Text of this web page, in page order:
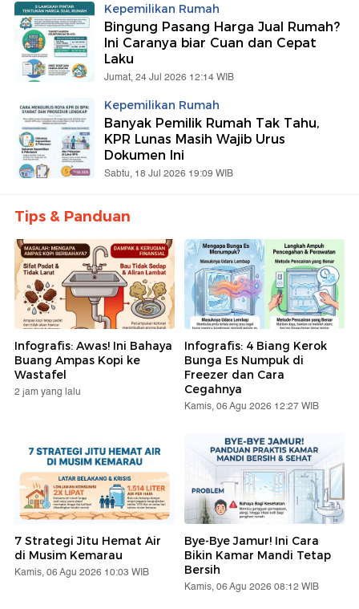
Kepemilikan Rumah
Bingung Pasang Harga Jual Rumah?
Ini Caranya biar Cuan dan Cepat
Laku
Jumat, 24 Jul 2026 12:14 WIB
Kepemilikan Rumah
Banyak Pemilik Rumah Tak Tahu,
KPR Lunas Masih Wajib Urus
Dokumen Ini
Sabtu, 18 Jul 2026 19:09 WIB
Tips & Panduan
Infografis: Awas! Ini Bahaya
Buang Ampas Kopi ke
Wastafel
2 jam yang lalu
Infografis: 4 Biang Kerok
Bunga Es Numpuk di
Freezer dan Cara
Cegahnya
Kamis, 06 Agu 2026 12:27 WIB
7 Strategi Jitu Hemat Air
di Musim Kemarau
Kamis, 06 Agu 2026 10:03 WIB
Bye-Bye Jamur! Ini Cara
Bikin Kamar Mandi Tetap
Bersih
Kamis, 06 Agu 2026 08:12 WIB